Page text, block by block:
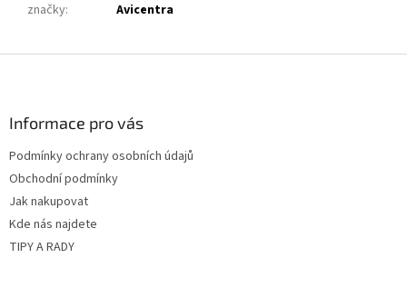
značky: Avicentra
Informace pro vás
Podmínky ochrany osobních údajů
Obchodní podmínky
Jak nakupovat
Kde nás najdete
TIPY A RADY